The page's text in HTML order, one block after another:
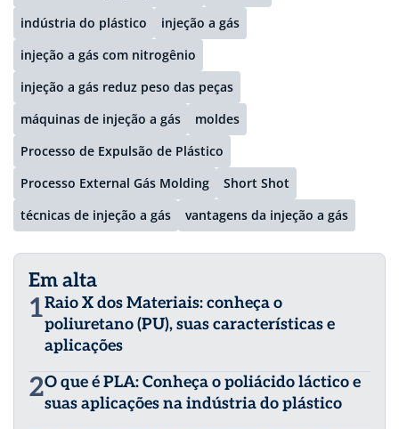
indústria do plástico
injeção a gás
injeção a gás com nitrogênio
injeção a gás reduz peso das peças
máquinas de injeção a gás
moldes
Processo de Expulsão de Plástico
Processo External Gás Molding
Short Shot
técnicas de injeção a gás
vantagens da injeção a gás
Em alta
1Raio X dos Materiais: conheça o
poliuretano (PU), suas características e
aplicações
2O que é PLA: Conheça o poliácido láctico e
suas aplicações na indústria do plástico